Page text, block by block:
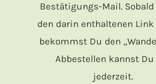
Bestätigungs-Mail.
den darin enthaltenen
bekommst Du den
Abbestellen kannst
jederzeit.